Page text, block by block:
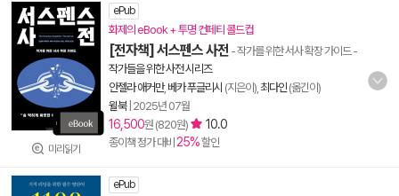
미리읽기
ePub
화제의 eBook + 투명 컨페티 콜드컵
[전자책] 서스펜스 사전 - 작가를 위한 서사 확장 가이드-
작가들을 위한 사전 시리즈
안젤라 애커만, 베카 푸글리시 (지은이), 최다인 (옮긴이)
윌북| 2025년 07월
16,500원 (820원) 10.0
종이책 정가 대비 25%할인
ePub